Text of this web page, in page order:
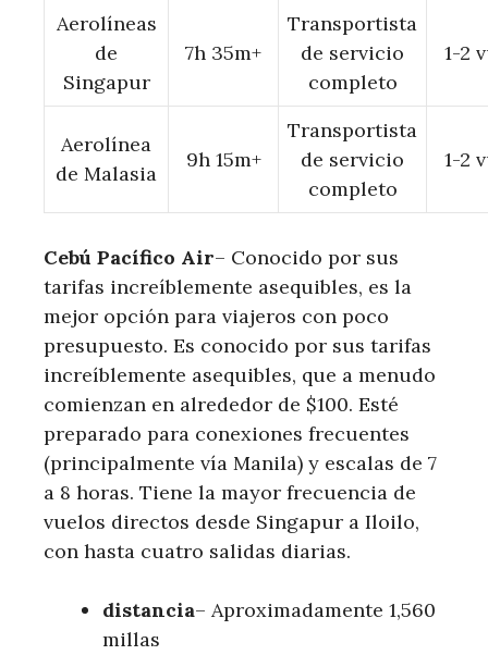
Aerolíneas
de
Singapur
7h 35m+
Transportista
de servicio
completo
1-2
Aerolínea
de Malasia
9h 15m+
Transportista
de servicio
completo
1-2
Cebú Pacífico Air– Conocido por sus
tarifas increíblemente asequibles, es la
mejor opción para viajeros con poco
presupuesto. Es conocido por sus tarifas
increíblemente asequibles, que a menudo
comienzan en alrededor de $100. Esté
preparado para conexiones frecuentes
(principalmente vía Manila) y escalas de 7
a 8 horas. Tiene la mayor frecuencia de
vuelos directos desde Singapur a Iloilo,
con hasta cuatro salidas diarias.
distancia– Aproximadamente 1,560
millas